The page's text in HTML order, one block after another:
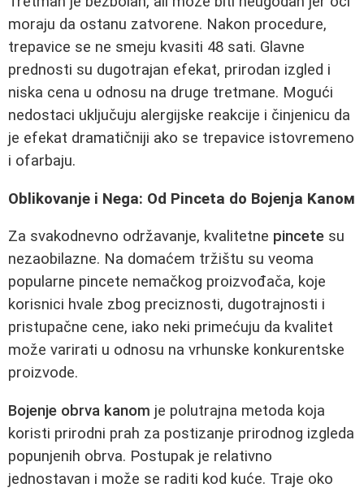
moraju da ostanu zatvorene. Nakon procedure,
trepavice se ne smeju kvasiti 48 sati. Glavne
prednosti su dugotrajan efekat, prirodan izgled i
niska cena u odnosu na druge tretmane. Mogući
nedostaci uključuju alergijske reakcije i činjenicu da
je efekat dramatičniji ako se trepavice istovremeno
i ofarbaju.
Oblikovanje i Nega: Od Pinceta do Bojenja Kanoм
Za svakodnevno održavanje, kvalitetne pincete su
nezaobilazne. Na domaćem tržištu su veoma
popularne pincete nemačkog proizvođača, koje
korisnici hvale zbog preciznosti, dugotrajnosti i
pristupačne cene, iako neki primećuju da kvalitet
može varirati u odnosu na vrhunske konkurentske
proizvode.
Bojenje obrva kanom je polutrajna metoda koja
koristi prirodni prah za postizanje prirodnog izgleda
popunjenih obrva. Postupak je relativno
jednostavan i može se raditi kod kuće. Traje oko